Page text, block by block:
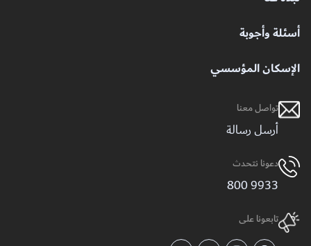
أسئلة وأجوبة
الإسكان المؤسسي
تواصل معنا
أرسل رسالة
دعونا نتحدث
9933 800
تابعونا على